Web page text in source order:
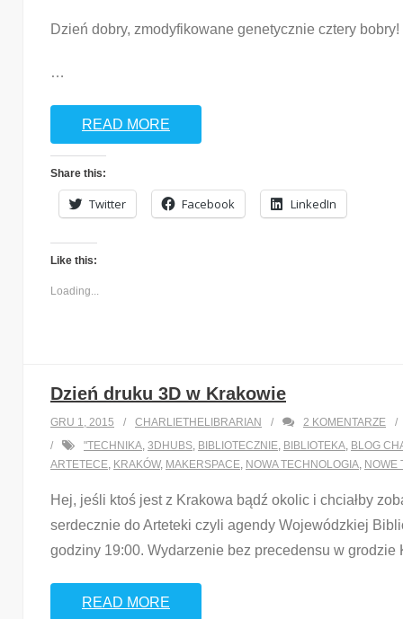
Dzień dobry, zmodyfikowane genetycznie cztery
…
READ MORE
Share this:
Twitter Facebook LinkedIn
Like this:
Loading...
Dzień druku 3D w Krakowie
GRU 1, 2015 CHARLIETHELIBRARIAN 2 KOMENTARZE
"TECHNIKA, 3DHUBS, BIBLIOTECZNIE, BIBLIOTEKA, BLOG
ARTETECE, KRAKÓW, MAKERSPACE, NOWA TECHNOLOGIA, NOWE
Hej, jeśli ktoś jest z Krakowa bądź okolic i chciałby
serdecznie do Arteteki czyli agendy Wojewódzkiej
godziny 19:00. Wydarzenie bez precedensu w
READ MORE